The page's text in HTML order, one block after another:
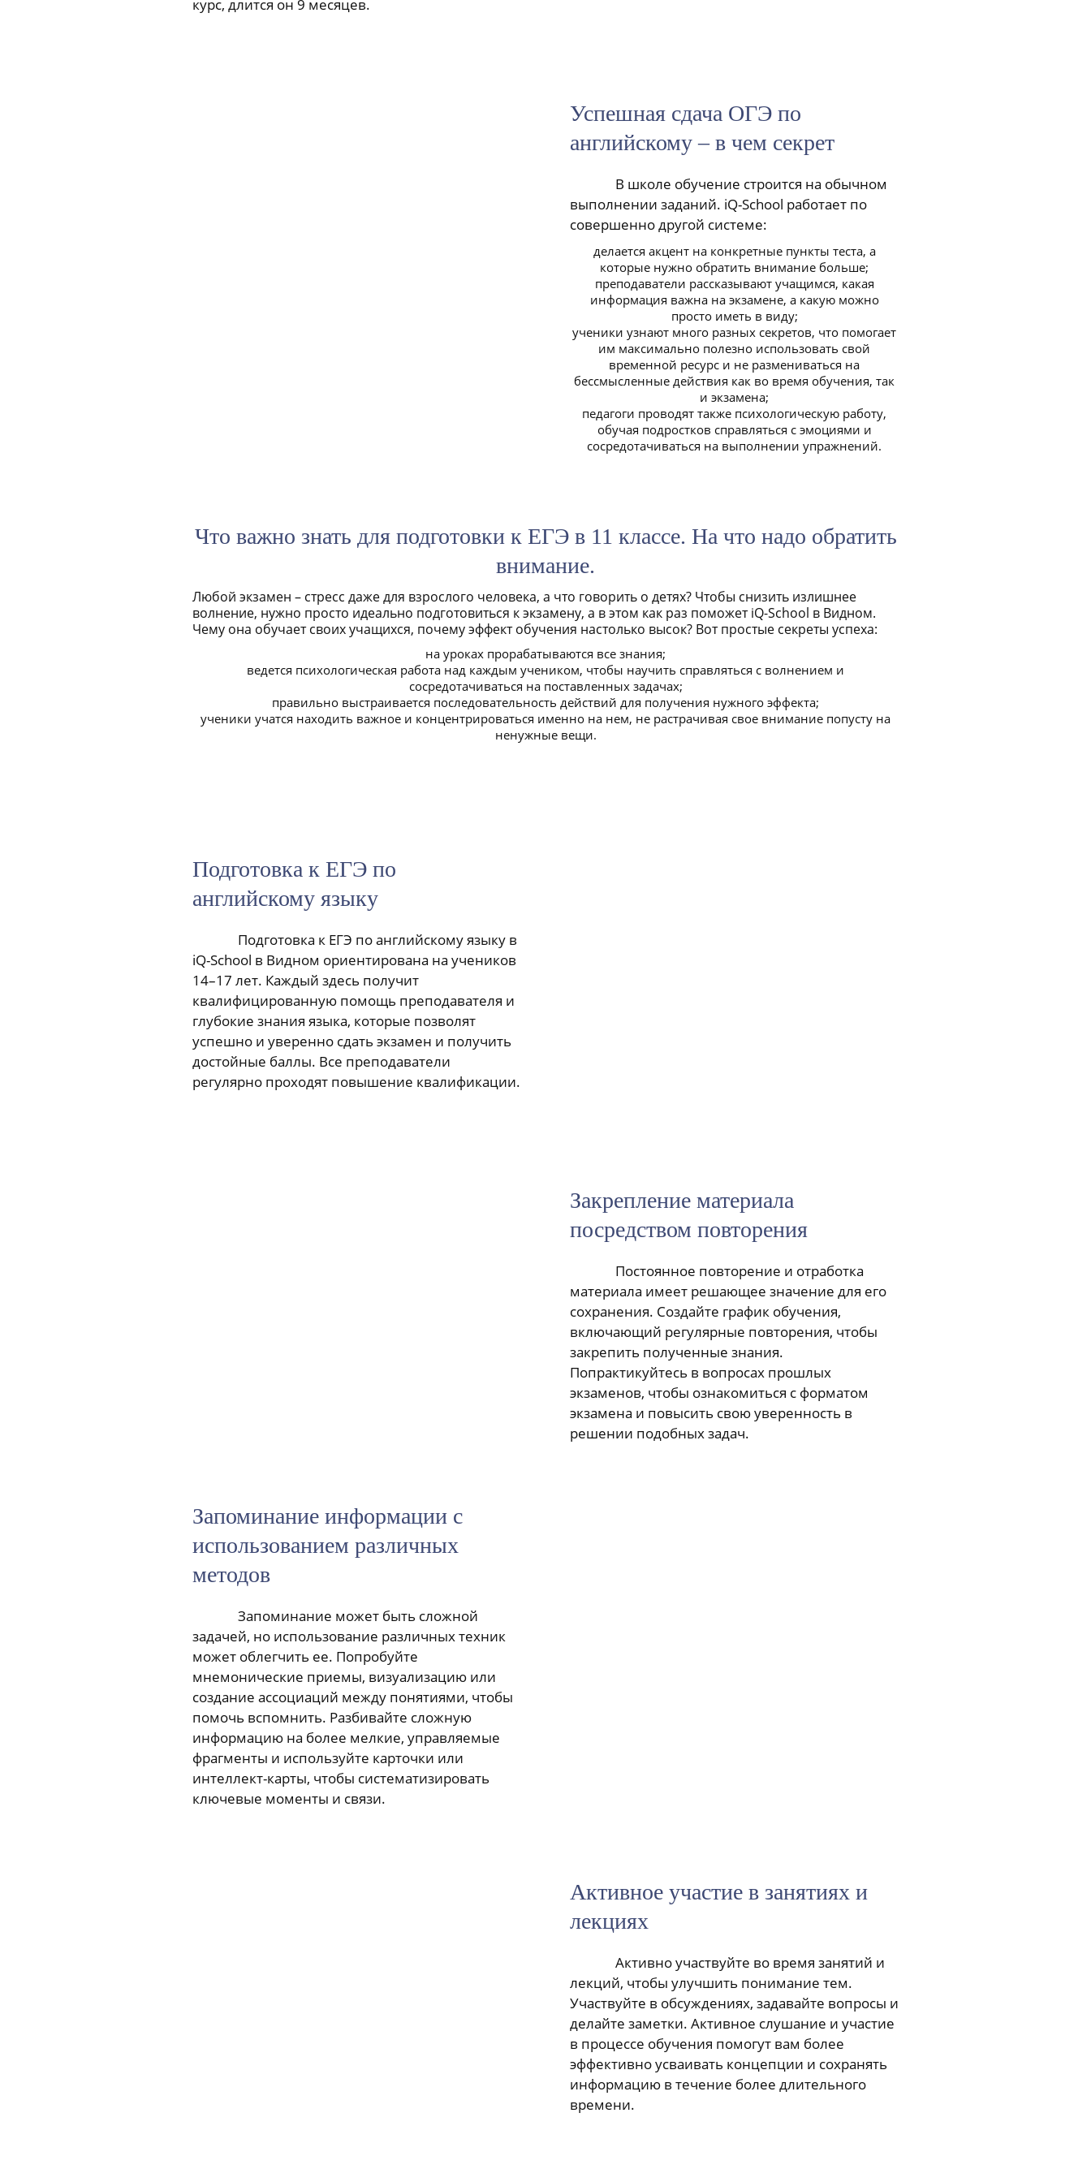
курс, длится он 9 месяцев.
Успешная сдача ОГЭ по
английскому – в чем секрет
В школе обучение строится на обычном
выполнении заданий. iQ-School работает по
совершенно другой системе:
делается акцент на конкретные пункты теста, а
которые нужно обратить внимание больше;
преподаватели рассказывают учащимся, какая
информация важна на экзамене, а какую можно
просто иметь в виду;
ученики узнают много разных секретов, что помогает
им максимально полезно использовать свой
временной ресурс и не размениваться на
бессмысленные действия как во время обучения, так
и экзамена;
педагоги проводят также психологическую работу,
обучая подростков справляться с эмоциями и
сосредотачиваться на выполнении упражнений.
Что важно знать для подготовки к ЕГЭ в 11 классе. На что надо обратить
внимание.
Любой экзамен – стресс даже для взрослого человека, а что говорить о детях? Чтобы снизить излишнее
волнение, нужно просто идеально подготовиться к экзамену, а в этом как раз поможет iQ-School в Видном.
Чему она обучает своих учащихся, почему эффект обучения настолько высок? Вот простые секреты успеха:
на уроках прорабатываются все знания;
ведется психологическая работа над каждым учеником, чтобы научить справляться с волнением и
сосредотачиваться на поставленных задачах;
правильно выстраивается последовательность действий для получения нужного эффекта;
ученики учатся находить важное и концентрироваться именно на нем, не растрачивая свое внимание попусту на
ненужные вещи.
Подготовка к ЕГЭ по
английскому языку
Подготовка к ЕГЭ по английскому языку в
iQ-School в Видном ориентирована на учеников
14–17 лет. Каждый здесь получит
квалифицированную помощь преподавателя и
глубокие знания языка, которые позволят
успешно и уверенно сдать экзамен и получить
достойные баллы. Все преподаватели
регулярно проходят повышение квалификации.
Закрепление материала
посредством повторения
Постоянное повторение и отработка
материала имеет решающее значение для его
сохранения. Создайте график обучения,
включающий регулярные повторения, чтобы
закрепить полученные знания.
Попрактикуйтесь в вопросах прошлых
экзаменов, чтобы ознакомиться с форматом
экзамена и повысить свою уверенность в
решении подобных задач.
Запоминание информации с
использованием различных
методов
Запоминание может быть сложной
задачей, но использование различных техник
может облегчить ее. Попробуйте
мнемонические приемы, визуализацию или
создание ассоциаций между понятиями, чтобы
помочь вспомнить. Разбивайте сложную
информацию на более мелкие, управляемые
фрагменты и используйте карточки или
интеллект-карты, чтобы систематизировать
ключевые моменты и связи.
Активное участие в занятиях и
лекциях
Активно участвуйте во время занятий и
лекций, чтобы улучшить понимание тем.
Участвуйте в обсуждениях, задавайте вопросы и
делайте заметки. Активное слушание и участие
в процессе обучения помогут вам более
эффективно усваивать концепции и сохранять
информацию в течение более длительного
времени.